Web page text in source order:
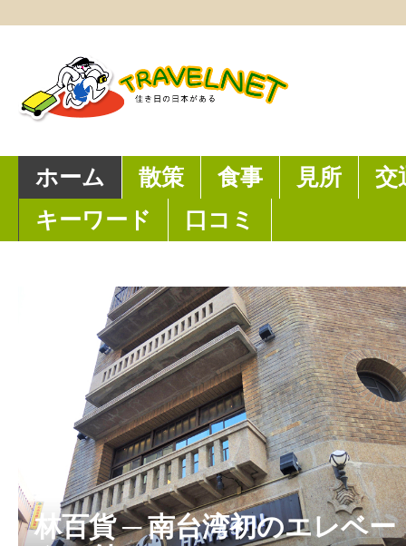
ホーム 散策 食事 見所
交
キーワード
口コミ
林百貨 ─ 南台湾初のエレベー